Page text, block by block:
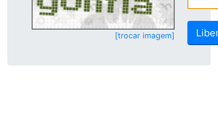
[trocar imagem]